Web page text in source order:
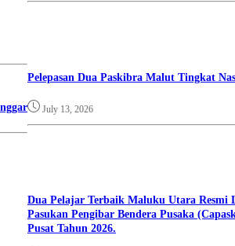
Pelepasan Dua Paskibra Malut Tingkat
July 13, 2026
Dua Pelajar Terbaik Maluku Utara Resmi
Pasukan Pengibar Bendera Pusaka
Pusat Tahun 2026.